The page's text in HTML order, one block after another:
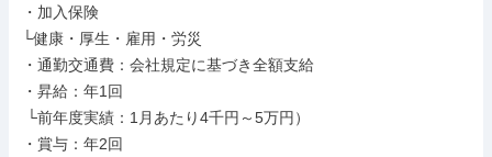
・加入保険
└健康・厚生・雇用・労災
・通勤交通費：会社規定に基づき全額支給
・昇給：年1回
・賞与：年2回